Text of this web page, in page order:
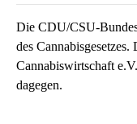
Die CDU/CSU-
des
Cannabiswirtschaft
dagegen.